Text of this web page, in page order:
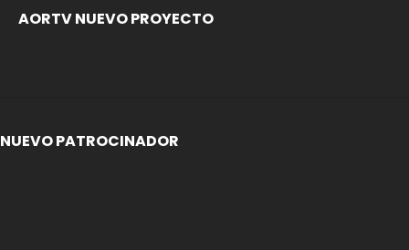
AORTV NUEVO PROYECTO
NUEVO PATROCINADOR